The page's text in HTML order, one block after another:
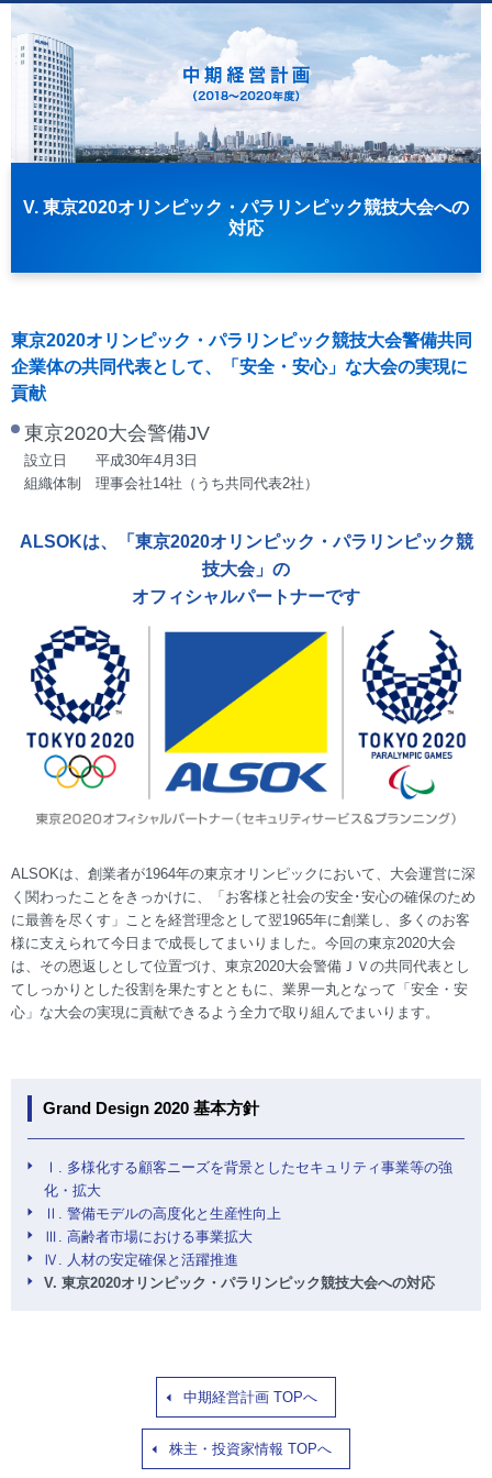
V. 東京2020オリンピック・パラリンピック競技大会への
対応
東京2020オリンピック・パラリンピック競技大会警備共同
企業体の共同代表として、「安全・安心」な大会の実現に
貢献
東京2020大会警備JV
設立日 平成30年4月3日
組織体制 理事会社14社（うち共同代表2社）
ALSOKは、「東京2020オリンピック・パラリンピック競
技大会」の
オフィシャルパートナーです
ALSOKは、創業者が1964年の東京オリンピックにおいて、大会運営に深
く関わったことをきっかけに、「お客様と社会の安全･安心の確保のため
に最善を尽くす」ことを経営理念として翌1965年に創業し、多くのお客
様に支えられて今日まで成長してまいりました。今回の東京2020大会
は、その恩返しとして位置づけ、東京2020大会警備ＪＶの共同代表とし
てしっかりとした役割を果たすとともに、業界一丸となって「安全・安
心」な大会の実現に貢献できるよう全力で取り組んでまいります。
Grand Design 2020 基本方針
Ⅰ. 多様化する顧客ニーズを背景としたセキュリティ事業等の強
化・拡大
Ⅱ. 警備モデルの高度化と生産性向上
Ⅲ. 高齢者市場における事業拡大
Ⅳ. 人材の安定確保と活躍推進
V. 東京2020オリンピック・パラリンピック競技大会への対応
中期経営計画 TOPへ
株主・投資家情報 TOPへ